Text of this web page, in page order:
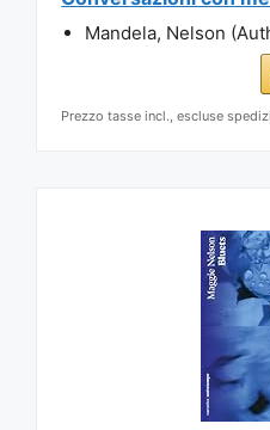
Mandela, Nelson
Prezzo tasse incl., escluse